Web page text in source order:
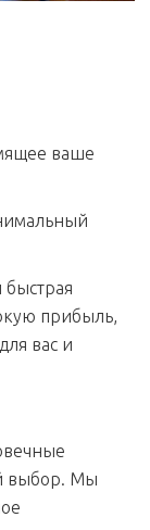
ваше
быстрая
прибыль,
вас и
выбор. Мы